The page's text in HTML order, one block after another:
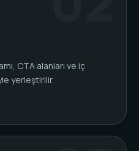
CTA alanları ve iç
yerleştirilir.